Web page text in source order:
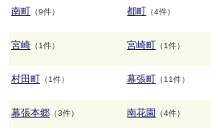
南町 （9件） 都町 （4件）
宮崎 （1件） 宮崎町 （1件）
村田町 （1件） 幕張町 （11件）
幕張本郷 （3件） 南花園 （4件）